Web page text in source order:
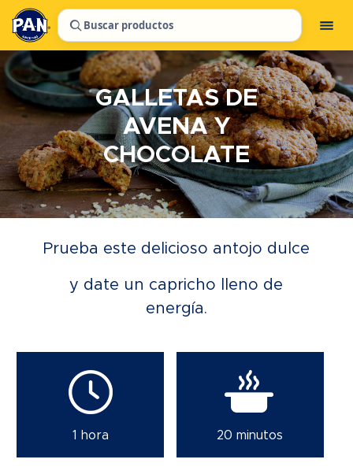
Buscar productos
GALLETAS DE
AVENA Y
CHOCOLATE
Prueba este delicioso antojo dulce
y date un capricho lleno de
energía.
1 hora 20 minutos